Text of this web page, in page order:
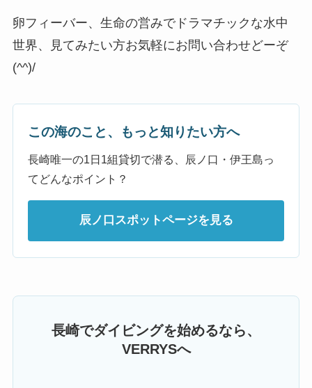
卵フィーバー、生命の営みでドラマチックな水中
世界、見てみたい方お気軽にお問い合わせどーぞ
(^^)/
この海のこと、もっと知りたい方へ
長崎唯一の1日1組貸切で潜る、辰ノ口・伊王島っ
てどんなポイント？
辰ノ口スポットページを見る
長崎でダイビングを始めるなら、
VERRYSへ